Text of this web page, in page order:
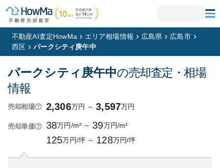
不動産AI査定HowMa エリア相場情報 広島県
広島市
西区
パークシティ庚午中
パークシティ庚午中の売却査定・相場
情報
売却相場 2,306万円 ～ 3,597万円
売却単価 38万円/m² ～ 39万円/m²
125万円/坪 ～ 128万円/坪